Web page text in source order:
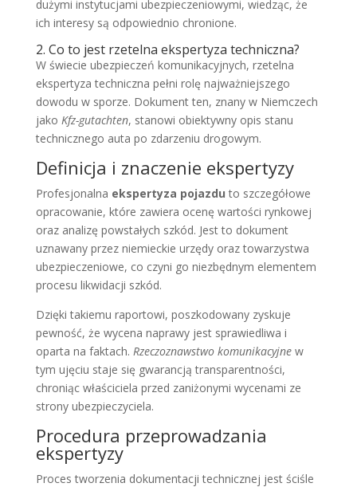
dużymi instytucjami ubezpieczeniowymi, wiedząc, że
ich interesy są odpowiednio chronione.
2. Co to jest rzetelna ekspertyza techniczna?
W świecie ubezpieczeń komunikacyjnych, rzetelna
ekspertyza techniczna pełni rolę najważniejszego
dowodu w sporze. Dokument ten, znany w Niemczech
jako Kfz-gutachten, stanowi obiektywny opis stanu
technicznego auta po zdarzeniu drogowym.
Definicja i znaczenie ekspertyzy
Profesjonalna ekspertyza pojazdu to szczegółowe
opracowanie, które zawiera ocenę wartości rynkowej
oraz analizę powstałych szkód. Jest to dokument
uznawany przez niemieckie urzędy oraz towarzystwa
ubezpieczeniowe, co czyni go niezbędnym elementem
procesu likwidacji szkód.
Dzięki takiemu raportowi, poszkodowany zyskuje
pewność, że wycena naprawy jest sprawiedliwa i
oparta na faktach. Rzeczoznawstwo komunikacyjnew
tym ujęciu staje się gwarancją transparentności,
chroniąc właściciela przed zaniżonymi wycenami ze
strony ubezpieczyciela.
Procedura przeprowadzania
ekspertyzy
Proces tworzenia dokumentacji technicznej jest ściśle